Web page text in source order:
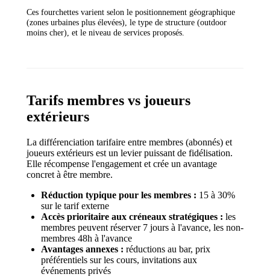
Ces fourchettes varient selon le positionnement géographique
(zones urbaines plus élevées), le type de structure (outdoor
moins cher), et le niveau de services proposés.
Tarifs membres vs joueurs
extérieurs
La différenciation tarifaire entre membres (abonnés) et
joueurs extérieurs est un levier puissant de fidélisation.
Elle récompense l'engagement et crée un avantage
concret à être membre.
Réduction typique pour les membres : 15 à 30%
sur le tarif externe
Accès prioritaire aux créneaux stratégiques : les
membres peuvent réserver 7 jours à l'avance, les non-
membres 48h à l'avance
Avantages annexes : réductions au bar, prix
préférentiels sur les cours, invitations aux
événements privés